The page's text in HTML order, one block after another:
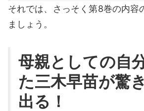
それでは、さっそく第8巻の内容
ましょう。
母親としての自
た三木早苗が驚
出る！